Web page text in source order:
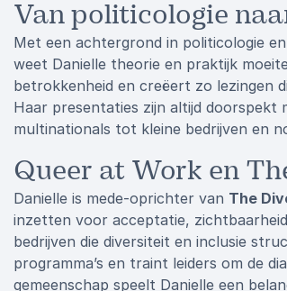
Van politicologie
Met een achtergrond in politicologie
weet Danielle theorie en praktijk
betrokkenheid en creëert zo lezingen
Haar presentaties zijn altijd doorspekt
multinationals tot kleine bedrijven en
Queer at Work en
Danielle is mede-oprichter van The
inzetten voor acceptatie,
bedrijven die diversiteit en inclusie
programma’s en traint leiders om de
gemeenschap speelt Danielle een